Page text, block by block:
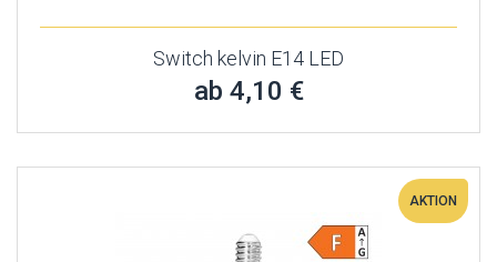
Switch kelvin E14 LED
ab 4,10 €
AKTION